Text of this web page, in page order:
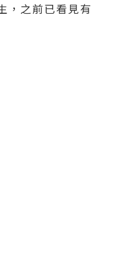
，之前已看見有